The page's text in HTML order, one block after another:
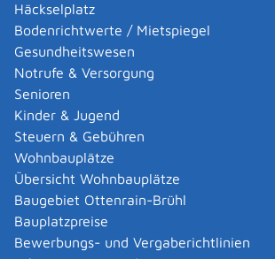
Häckselplatz
Bodenrichtwerte / Mietspiegel
Gesundheitswesen
Notrufe & Versorgung
Senioren
Kinder & Jugend
Steuern & Gebühren
Wohnbauplätze
Übersicht Wohnbauplätze
Baugebiet Ottenrain-Brühl
Bauplatzpreise
Bewerbungs- und Vergaberichtlinien
Fristen
keine
Erforderliche Unterlagen
Personalausweis oder Reisepass
Vorlage der Eintragungsunterlagen
oder öffentlich beglaubigte
Kosten
je nach Geschäftswert